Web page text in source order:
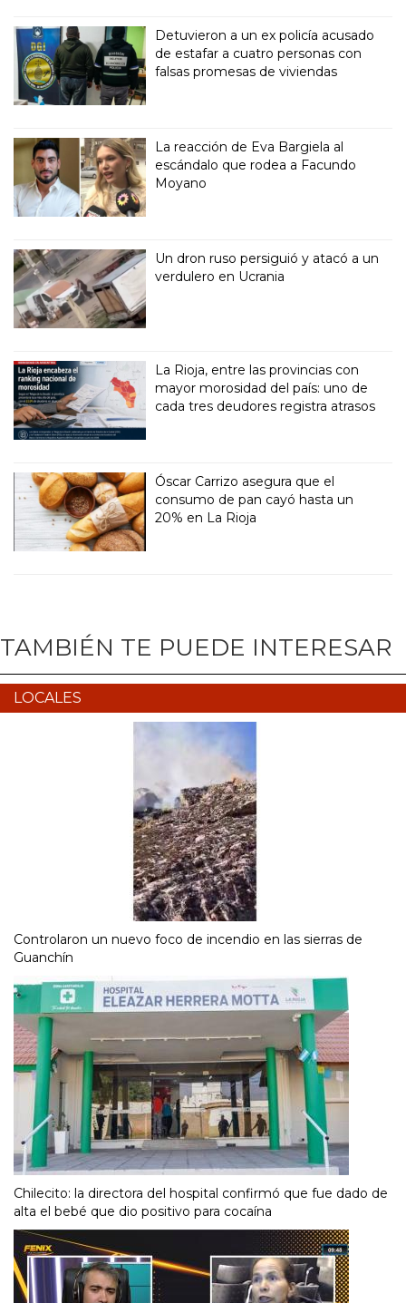
Detuvieron a un ex policía acusado
de estafar a cuatro personas con
falsas promesas de viviendas
La reacción de Eva Bargiela al
escándalo que rodea a Facundo
Moyano
Un dron ruso persiguió y atacó a un
verdulero en Ucrania
La Rioja, entre las provincias con
mayor morosidad del país: uno de
cada tres deudores registra atrasos
Óscar Carrizo asegura que el
consumo de pan cayó hasta un
20% en La Rioja
TAMBIÉN TE PUEDE INTERESAR
LOCALES
Controlaron un nuevo foco de incendio en las sierras de
Guanchín
Chilecito: la directora del hospital confirmó que fue dado de
alta el bebé que dio positivo para cocaína